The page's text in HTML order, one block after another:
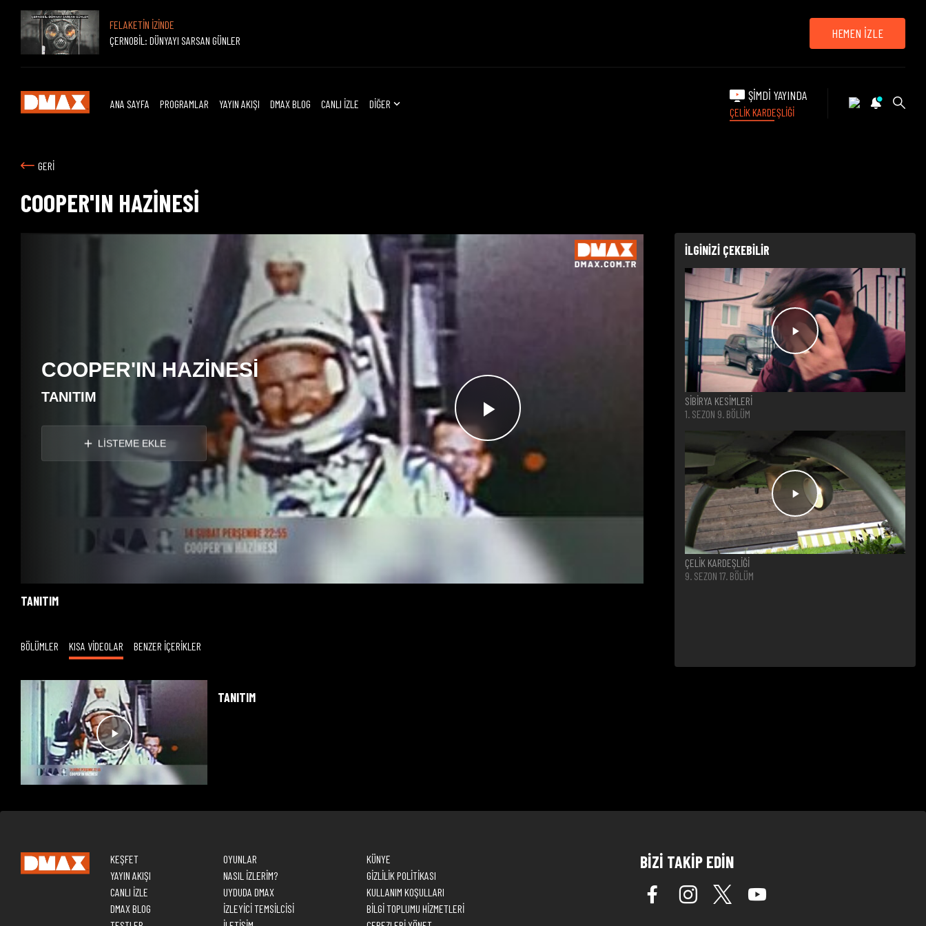
FELAKETİN İZİNDE
ÇERNOBİL: DÜNYAYI SARSAN GÜNLER
HEMEN İZLE
ANA SAYFA PROGRAMLAR YAYIN AKIŞI DMAX BLOG CANLI İZLE DİĞER
ŞİMDİ YAYINDA
ÇELİK KARDEŞLİĞİ
GERİ
COOPER'IN HAZİNESİ
Videoyu
Oynat
COOPER'IN HAZİNESİ
TANITIM
LİSTEME EKLE
TANITIM
BÖLÜMLER KISA VİDEOLAR BENZER İÇERİKLER
TANITIM
İLGİNİZİ ÇEKEBİLİR
SİBİRYA KESİMLERİ
1. SEZON 9. BÖLÜM
ÇELİK KARDEŞLİĞİ
9. SEZON 17. BÖLÜM
KEŞFET
YAYIN AKIŞI
CANLI İZLE
DMAX BLOG
OYUNLAR
NASIL İZLERİM?
UYDUDA DMAX
İZLEYİCİ TEMSİLCİSİ
KÜNYE
GİZLİLİK POLİTİKASI
KULLANIM KOŞULLARI
BİLGİ TOPLUMU HİZMETLERİ
BİZİ TAKİP EDİN